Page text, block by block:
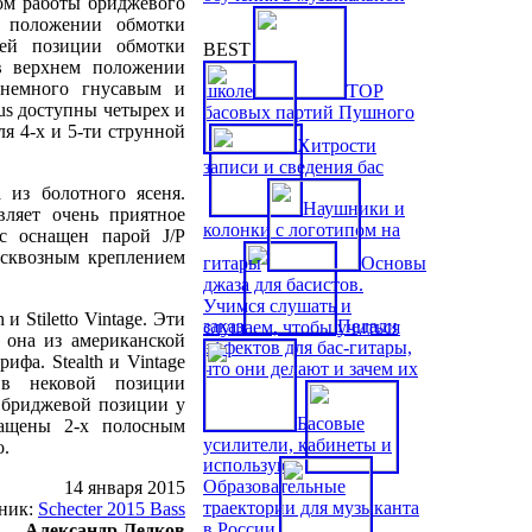
обмотки
позиции обмотки
положении
гнусавым и
доступны четырех и
4-х и 5-ти струнной
болотного ясеня.
очень приятное
оснащен парой J/P
креплением
и Stiletto Vintage. Эти
из американской
Stealth и Vintage
нековой позиции
позиции у
2-х полосным
14 января 2015
Schecter 2015 Bass
школе
TOP
басовых партий Пушного
Наушники и
колонки с логотипом на
заказ
Педали
эффектов для бас-гитары,
что они делают и зачем их
используют
Образовательные
траектории для музыканта
BEST
Хитрости
записи и сведения бас
гитары
Основы
джаза для басистов.
Учимся слушать и
слушаем, чтобы учиться
Басовые
усилители, кабинеты и